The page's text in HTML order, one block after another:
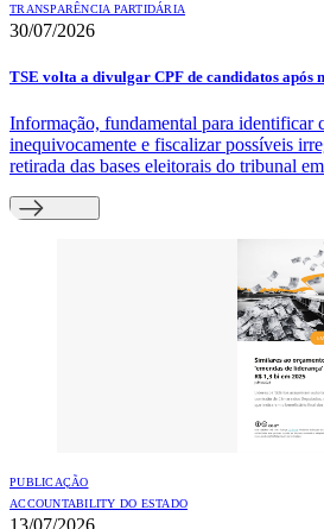
TRANSPARÊNCIA PARTIDÁRIA
30/07/2026
TSE volta a divulgar CPF de candidatos após
Informação, fundamental para identificar
inequivocamente e fiscalizar possíveis
retirada das bases eleitorais do tribunal
PUBLICAÇÃO
ACCOUNTABILITY DO ESTADO
13/07/2026